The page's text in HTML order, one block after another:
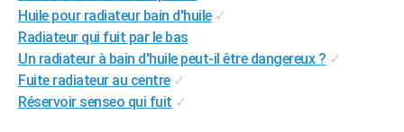
GUIDES D'ACHAT
BONS PLANS
CARTE DE VOEUX
Huile pour radiateur bain d'huile ✓
Radiateur qui fuit par le bas
Un radiateur à bain d'huile peut-il être dangereux ? ✓
Fuite radiateur au centre ✓
Réservoir senseo qui fuit ✓